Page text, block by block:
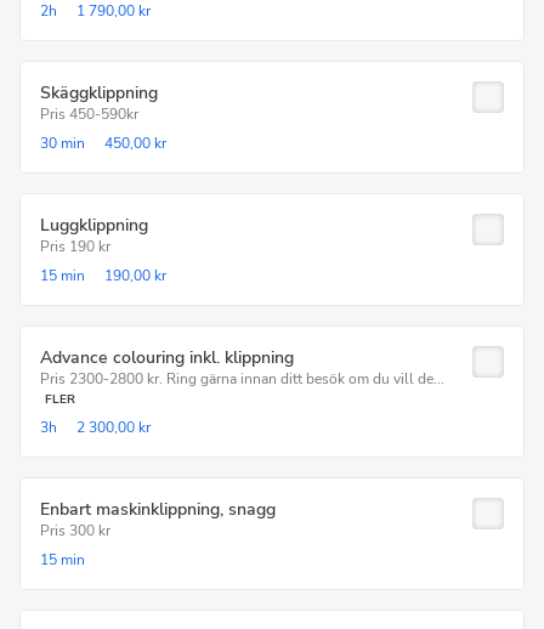
2h
1 790,00 kr
Skäggklippning
Pris 450-590kr
30 min
450,00 kr
Luggklippning
Pris 190 kr
15 min
190,00 kr
Advance colouring inkl. klippning
Pris 2300-2800 kr. Ring gärna innan ditt besök om du vill de...
FLER
3h 2 300,00 kr
Enbart maskinklippning, snagg
Pris 300 kr
15 min